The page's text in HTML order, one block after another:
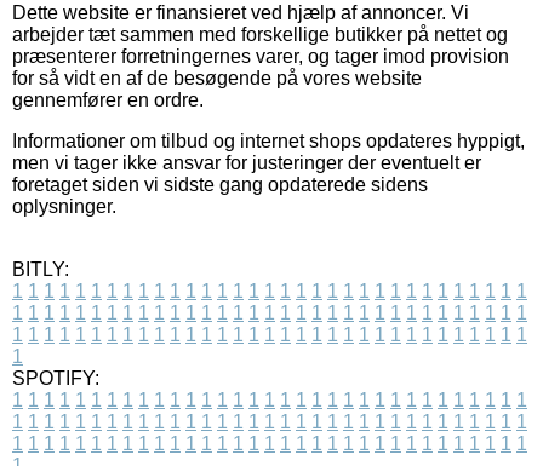
Dette website er finansieret ved hjælp af annoncer. Vi
arbejder tæt sammen med forskellige butikker på nettet og
præsenterer forretningernes varer, og tager imod provision
for så vidt en af de besøgende på vores website
gennemfører en ordre.
Informationer om tilbud og internet shops opdateres hyppigt,
men vi tager ikke ansvar for justeringer der eventuelt er
foretaget siden vi sidste gang opdaterede sidens
oplysninger.
BITLY:
1 1 1 1 1 1 1 1 1 1 1 1 1 1 1 1 1 1 1 1 1 1 1 1 1 1 1 1 1 1 1 1 1
1 1 1 1 1 1 1 1 1 1 1 1 1 1 1 1 1 1 1 1 1 1 1 1 1 1 1 1 1 1 1 1 1
1 1 1 1 1 1 1 1 1 1 1 1 1 1 1 1 1 1 1 1 1 1 1 1 1 1 1 1 1 1 1 1 1
1
SPOTIFY:
1 1 1 1 1 1 1 1 1 1 1 1 1 1 1 1 1 1 1 1 1 1 1 1 1 1 1 1 1 1 1 1 1
1 1 1 1 1 1 1 1 1 1 1 1 1 1 1 1 1 1 1 1 1 1 1 1 1 1 1 1 1 1 1 1 1
1 1 1 1 1 1 1 1 1 1 1 1 1 1 1 1 1 1 1 1 1 1 1 1 1 1 1 1 1 1 1 1 1